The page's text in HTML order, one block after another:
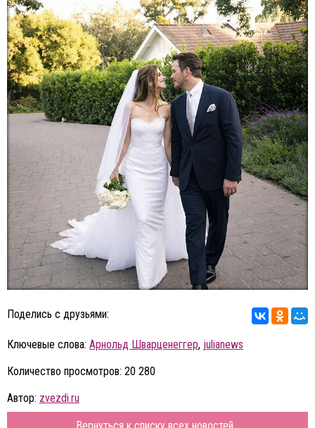
Поделись с друзьями:
Ключевые слова: Арнольд Шварценеггер, julianews
Количество просмотров: 20 280
Автор: zvezdi.ru